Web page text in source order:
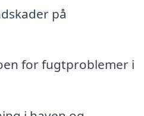
på
for fugtproblemer i